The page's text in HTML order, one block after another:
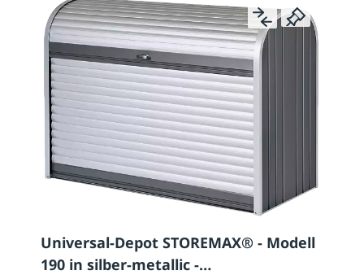
Universal-Depot STOREMAX® - Modell
190 in silber-metallic -